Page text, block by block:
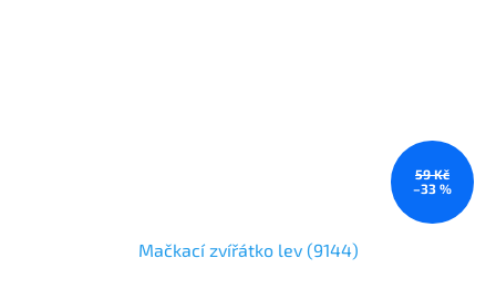
59 Kč
–33 %
Mačkací zvířátko lev (9144)